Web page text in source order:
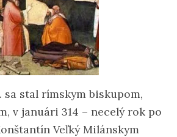
sa stal rímskym biskupom,
v januári 314 – necelý rok po
Veľký Milánskym